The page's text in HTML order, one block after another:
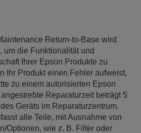
Return-to-Base wird
um die Funktionalität und
Ihrer Epson Produkte zu
Ihr Produkt einen Fehler aufweist,
zu einem autorisierten Epson
Reparaturzeit beträgt 5
Geräts im Reparaturzentrum.
alle Teile, mit Ausnahme von
Optionen, wie z. B. Filter oder